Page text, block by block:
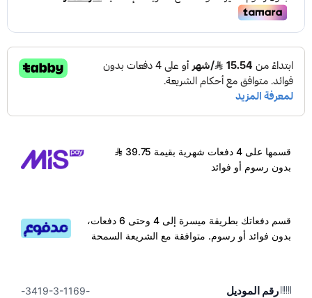
قسمها على 4 دفعات شهرية بقيمة 39.75
بدون رسوم أو فوائد
قسم دفعاتك بطريقة ميسرة إلى 4 وحتى 6 دفعات،
بدون فوائد أو رسوم. متوافقة مع الشريعة السمحة
رقم الموديل -3419-3-1169-